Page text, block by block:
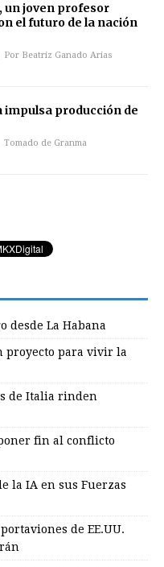
un joven profesor
el futuro de la nación
Por Beatriz Ganado Arias
impulsa producción de
Tomado de Granma
desde La Habana
proyecto para vivir la
de Italia rinden
fin al conflicto
la IA en sus Fuerzas
de EE.UU.